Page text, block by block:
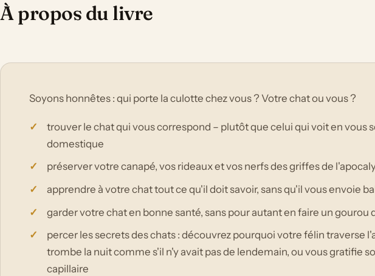
À propos du livre
Soyons honnêtes : qui porte la culotte chez vous ? Votre chat ou vous ?
trouver le chat qui vous correspond – plutôt que celui qui voit en vous
domestique
préserver votre canapé, vos rideaux et vos nerfs des griffes de
apprendre à votre chat tout ce qu'il doit savoir, sans qu'il vous envoie
garder votre chat en bonne santé, sans pour autant en faire un gourou
percer les secrets des chats : découvrez pourquoi votre félin traverse
trombe la nuit comme s'il n'y avait pas de lendemain, ou vous gratifie
capillaire